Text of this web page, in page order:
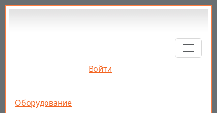
Перейти к основному содержанию
Войти
Строка навигации
Оборудование